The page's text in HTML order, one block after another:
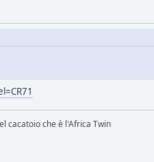
cacatoio che è l'Africa Twin